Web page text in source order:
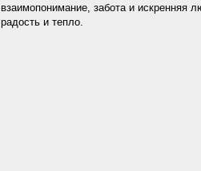
взаимопонимание, забота и искренняя
радость и тепло.